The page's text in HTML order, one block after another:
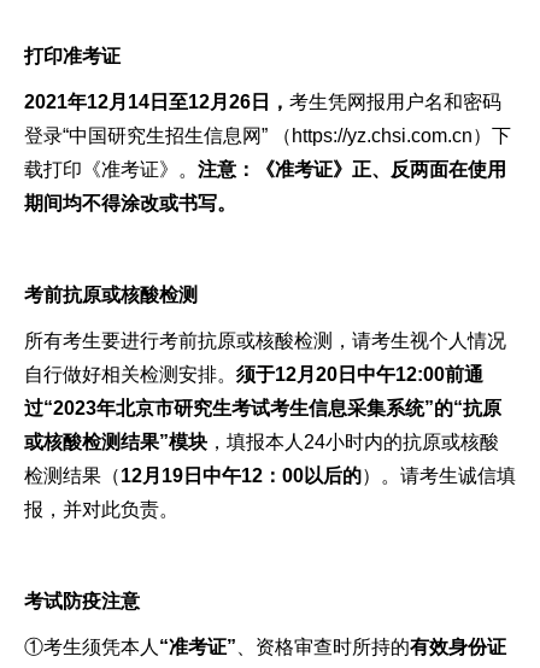
打印准考证
2021年12月14日至12月26日， 考生凭网报用户名和密码
登录“中国研究生招生信息网” （https://yz.chsi.com.cn）下
载打印《准考证》。 注意：《准考证》正、反两面在使用
期间均不得涂改或书写。
考前抗原或核酸检测
所有考生要进行考前抗原或核酸检测，请考生视个人情况
自行做好相关检测安排。 须于12月20日中午12:00前通
过“2023年北京市研究生考试考生信息采集系统”的“抗原
或核酸检测结果”模块，填报本人24小时内的抗原或核酸
检测结果（12月19日中午12：00以后的）。请考生诚信填
报，并对此负责。
考试防疫注意
①考生须凭本人 “准考证” 、资格审查时所持的有效身份证